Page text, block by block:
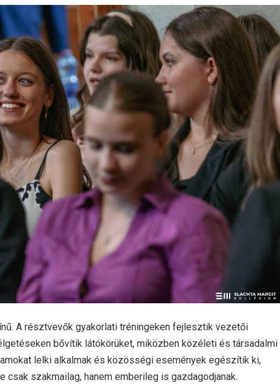
A résztvevők gyakorlati tréningeken fejlesztik vezetői
bővítik látókörüket, miközben közéleti és társadalmi
lelki alkalmak és közösségi események egészítik ki,
csak szakmailag, hanem emberileg is gazdagodjanak.